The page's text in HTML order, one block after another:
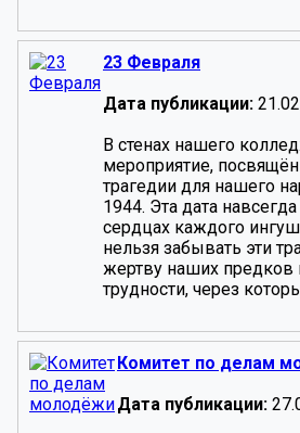
23 Февраля
Дата публикации:
В стенах нашего
мероприятие,
трагедии для нашего
1944. Эта дата навсегда
сердцах каждого
нельзя забывать эти
жертву наших предков
трудности, через
Комитет по делам
Дата публикации: